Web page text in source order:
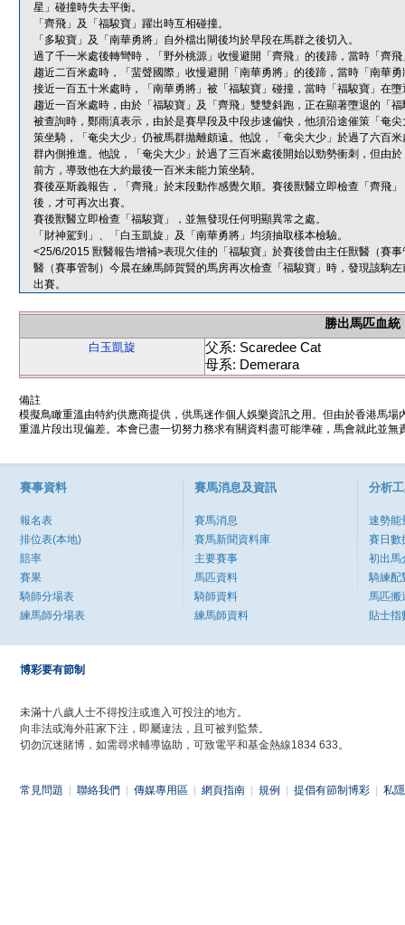
星」碰撞時失去平衡。
「齊飛」及「福駿寶」躍出時互相碰撞。
「多駿寶」及「南華勇將」自外檔出閘後均於早段在馬群之後切入。
過了千一米處後轉彎時，「野外桃源」收慢避開「齊飛」的後蹄，當時「齊
趨近二百米處時，「蜚聲國際」收慢避開「南華勇將」的後蹄，當時「南華
接近一百五十米處時，「南華勇將」被「福駿寶」碰撞，當時「福駿寶」在
趨近一百米處時，由於「福駿寶」及「齊飛」雙雙斜跑，正在顯著墮退的「
被查詢時，鄭雨滇表示，由於是賽早段及中段步速偏快，他須沿途催策「奄
策坐騎，「奄尖大少」仍被馬群拋離頗遠。他說，「奄尖大少」於過了六百
群內側推進。他說，「奄尖大少」於過了三百米處後開始以勁勢衝刺，但由
前方，導致他在大約最後一百米未能力策坐騎。
賽後巫斯義報告，「齊飛」於末段動作感覺欠順。賽後獸醫立即檢查「齊飛
後，才可再次出賽。
賽後獸醫立即檢查「福駿寶」，並無發現任何明顯異常之處。
「財神駕到」、「白玉凱旋」及「南華勇將」均須抽取樣本檢驗。
<25/6/2015 獸醫報告增補>表現欠佳的「福駿寶」於賽後曾由主任獸醫（賽
醫（賽事管制）今晨在練馬師賀賢的馬房再次檢查「福駿寶」時，發現該駒
出賽。
勝出馬匹血統
白玉凱旋
父系: Scaredee Cat
母系: Demerara
備註
模擬鳥瞰重溫由特約供應商提供，供馬迷作個人娛樂資訊之用。但由於香港馬
重溫片段出現偏差。本會已盡一切努力務求有關資料盡可能準確，馬會就此並
賽事資料
報名表
排位表(本地)
賠率
賽果
騎師分場表
練馬師分場表
賽馬消息及資訊
賽馬消息
賽馬新聞資料庫
主要賽事
馬匹資料
騎師資料
練馬師資料
分析
速勢能
賽日數
初出馬
騎練配
馬匹搬
貼士指
博彩要有節制
未滿十八歲人士不得投注或進入可投注的地方。
向非法或海外莊家下注，即屬違法，且可被判監禁。
切勿沉迷賭博，如需尋求輔導協助，可致電平和基金熱線1834 633。
常見問題 聯絡我們 傳媒專用區 網頁指南 規例 提倡有節制博彩 私